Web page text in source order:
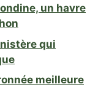
un havre
qui
meilleure